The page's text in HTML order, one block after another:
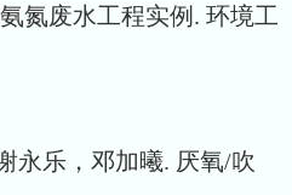
氮废水工程实例. 环境工
永乐，邓加曦. 厌氧/吹